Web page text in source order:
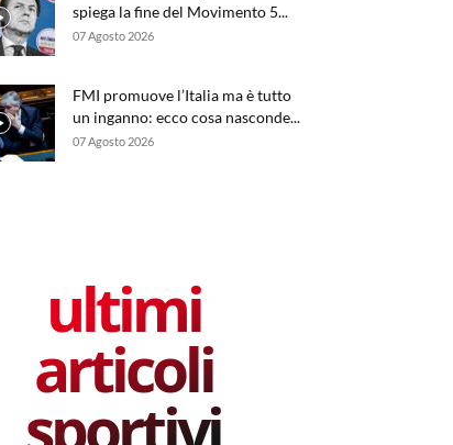
spiega la fine del Movimento 5...
07 Agosto 2026
FMI promuove l’Italia ma è tutto
un inganno: ecco cosa nasconde...
07 Agosto 2026
ultimi
articoli